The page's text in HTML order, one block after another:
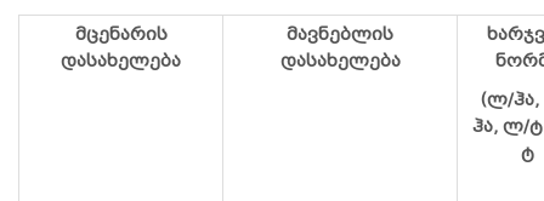
მცენარის
დასახელება
მავნებლის
დასახელება
(ლ/ჰა,
ჰა, ლ/
ტ